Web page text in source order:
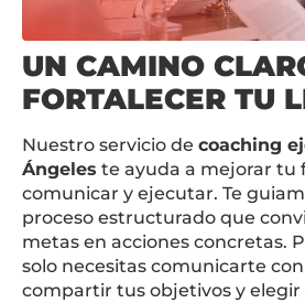
UN CAMINO
FORTALECER TU
Nuestro servicio de coaching
Ángeles te ayuda a mejorar tu
comunicar y ejecutar. Te
proceso estructurado que
metas en acciones concretas.
solo necesitas comunicarte
compartir tus objetivos y